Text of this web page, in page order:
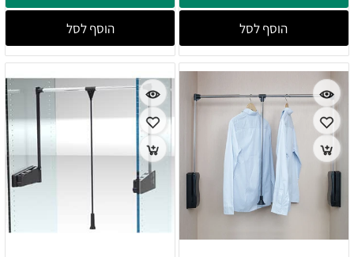
הוסף לסל הוסף לסל